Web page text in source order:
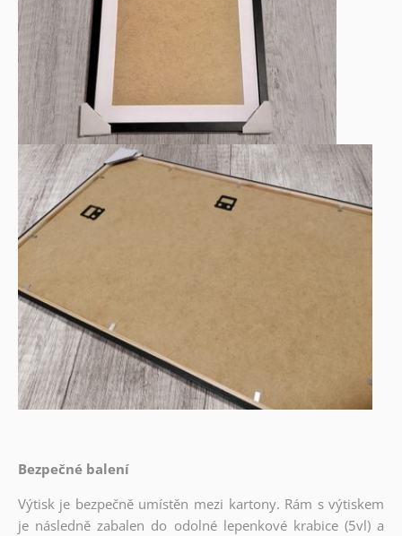
Bezpečné balení
Výtisk je bezpečně umístěn mezi kartony. Rám s výtiskem
je následně zabalen do odolné lepenkové krabice (5vl) a